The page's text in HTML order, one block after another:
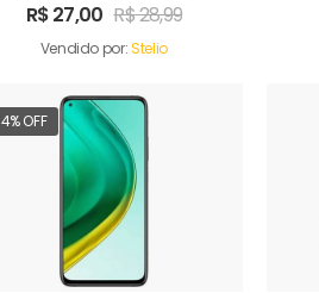
R$27,00 R$28,99
Vendido por:Stelio
4% OFF